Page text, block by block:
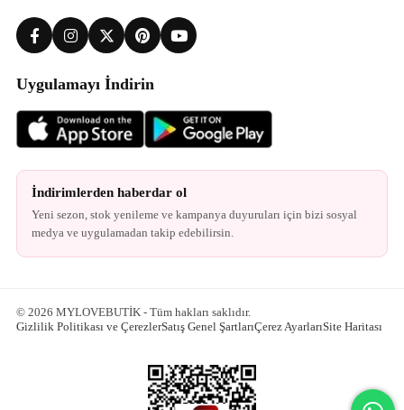
Uygulamayı İndirin
İndirimlerden haberdar ol
Yeni sezon, stok yenileme ve kampanya duyuruları için bizi sosyal
medya ve uygulamadan takip edebilirsin.
© 2026 MYLOVEBUTİK - Tüm hakları saklıdır.
Gizlilik Politikası ve ÇerezlerSatış Genel ŞartlarıÇerez AyarlarıSite Haritası